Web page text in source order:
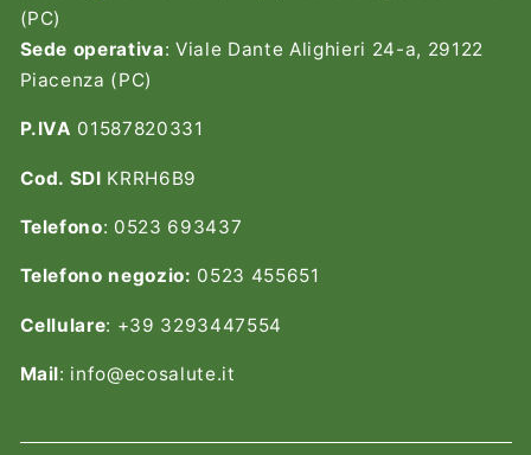
(PC)
Sede operativa: Viale Dante Alighieri 24-a, 29122
Piacenza (PC)
P.IVA 01587820331
Cod. SDI KRRH6B9
Telefono: 0523 693437
Telefono negozio: 0523 455651
Cellulare: +39 3293447554
Mail: info@ecosalute.it